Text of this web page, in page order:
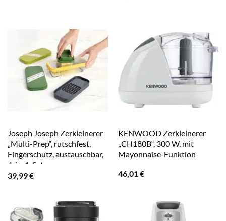
Joseph Joseph Zerkleinerer
„Multi-Prep“, rutschfest,
Fingerschutz, austauschbar,
4-in-1-Set
39,99€
KENWOOD Zerkleinerer
„CH180B“, 300 W, mit
Mayonnaise-Funktion
46,01€